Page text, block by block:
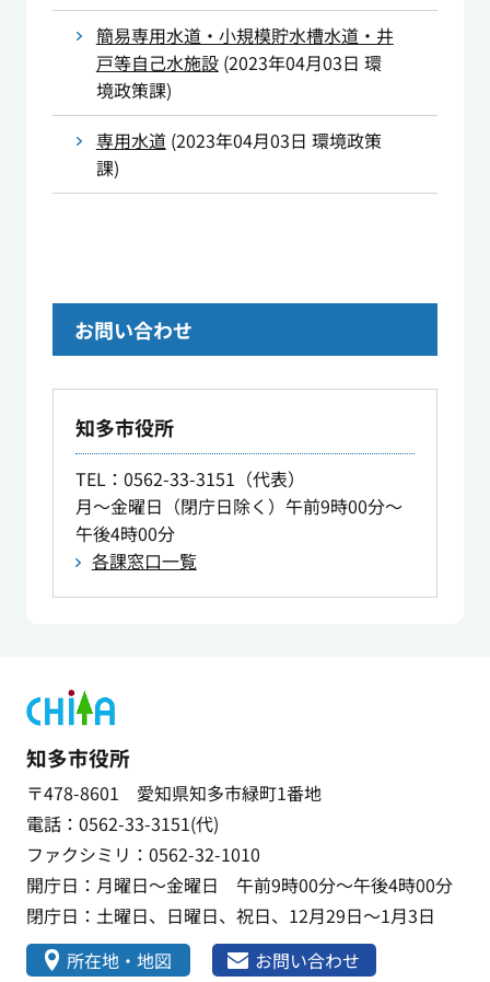
簡易専用水道・小規模貯水槽水道・井
戸等自己水施設(2023年04月03日 環
境政策課)
専用水道(2023年04月03日 環境政策
課)
お問い合わせ
知多市役所
TEL：0562-33-3151（代表）
月～金曜日（閉庁日除く）午前9時00分～
午後4時00分
各課窓口一覧
知多市役所
〒478-8601 愛知県知多市緑町1番地
電話：0562-33-3151(代)
ファクシミリ：0562-32-1010
開庁日：月曜日～金曜日 午前9時00分～午後4時00分
閉庁日：土曜日、日曜日、祝日、12月29日～1月3日
所在地・地図
お問い合わせ